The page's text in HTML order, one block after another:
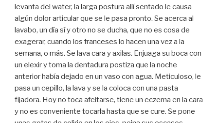
levanta del water, la larga postura allí sentado le causa
algún dolor articular que se le pasa pronto. Se acerca al
lavabo, un día sí y otro no se ducha, que no es cosa de
exagerar, cuando los franceses lo hacen una vez a la
semana, o más. Se lava cara y axilas. Enjuaga su boca con
un elexir y toma la dentadura postiza que la noche
anterior había dejado en un vaso con agua. Meticuloso, le
pasa un cepillo, la lava y se la coloca con una pasta
fijadora. Hoy no toca afeitarse, tiene un eczema en la cara
y no es conveniente tocarla hasta que se cure. Se pone